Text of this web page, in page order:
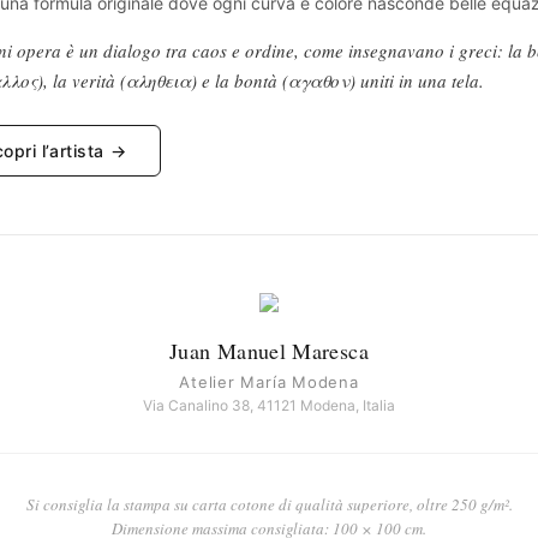
opera è un dialogo tra caos e ordine, come insegnavano i greci: la
la verità (αληθεια) e la bontà (αγαθον) uniti in una tela.
l’artista →
Juan Manuel Maresca
Atelier María Modena
Via Canalino 38, 41121 Modena, Italia
Si consiglia la stampa su carta cotone di qualità superiore, oltre 250 g/m².
Dimensione massima consigliata: 100 × 100 cm.